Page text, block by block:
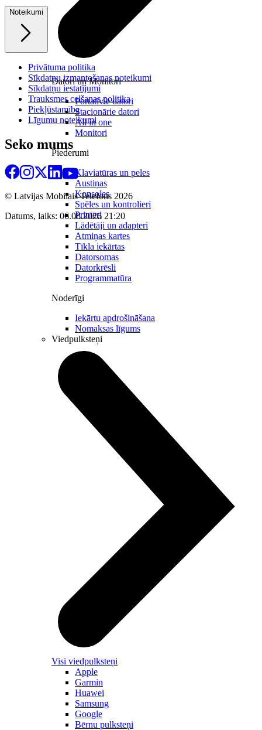
Datori un Monitori
Portatīvie datori
Stacionārie datori
All in one
Monitori
Piederumi
Klaviatūras un peles
Austiņas
Konsoles
Spēles un kontrolieri
Printeri
Lādētāji un adapteri
Atmiņas kartes
Tīkla iekārtas
Datorsomas
Datorkrēsli
Programmatūra
Noderīgi
Iekārtu apdrošināšana
Nomaksas līgums
Viedpulksteņi
Visi viedpulksteņi
Apple
Garmin
Huawei
Samsung
Google
Bērnu pulksteņi
Noteikumi
Privātuma politika
Sīkdatņu izmantošanas noteikumi
Sīkdatņu iestatījumi
Trauksmes celšanas politika
Piekļūstamība
Līgumu noteikumi
Seko mums
© Latvijas Mobilais Telefons 2026
Datums, laiks: 06.08.2026 21:20